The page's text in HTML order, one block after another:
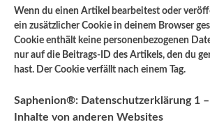
Wenn du einen Artikel bearbeitest oder
ein zusätzlicher Cookie in deinem Browser
Cookie enthält keine personenbezogenen
nur auf die Beitrags-ID des Artikels, den du
hast. Der Cookie verfällt nach einem Tag.
Saphenion®: Datenschutzerklärung 1
Inhalte von anderen Websites